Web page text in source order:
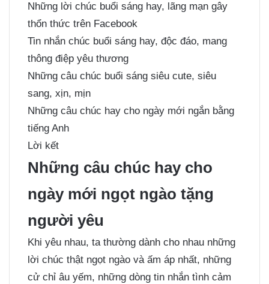
Những lời chúc buổi sáng hay, lãng mạn gây
thổn thức trên Facebook
Tin nhắn chúc buổi sáng hay, độc đáo, mang
thông điệp yêu thương
Những câu chúc buổi sáng siêu cute, siêu
sang, xịn, mịn
Những câu chúc hay cho ngày mới ngắn bằng
tiếng Anh
Lời kết
Những câu chúc hay cho
ngày mới ngọt ngào tặng
người yêu
Khi yêu nhau, ta thường dành cho nhau những
lời chúc thật ngọt ngào và ấm áp nhất, những
cử chỉ âu yếm, những dòng tin nhắn tình cảm